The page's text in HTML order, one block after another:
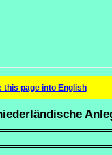
this page into English